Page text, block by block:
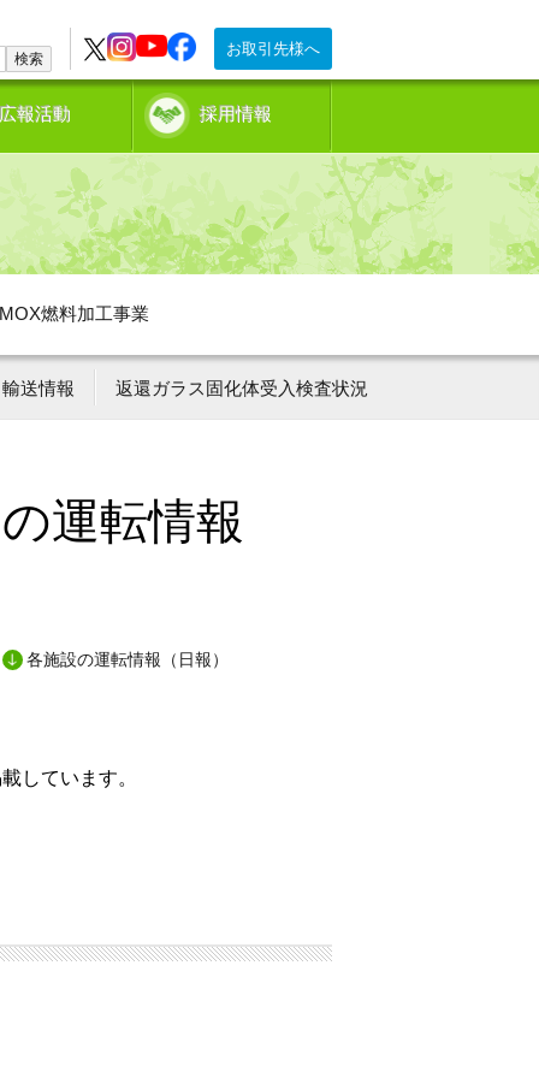
お取引先様へ
検索
報活動 採用情報
燃料加工事業
輸送情報 返還ガラス固化体受入検査状況
運転情報
各施設の運転情報（日報）
しています。